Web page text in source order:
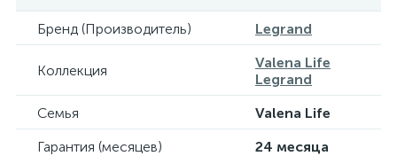
Бренд (Производитель) Legrand
Коллекция
Valena Life
Legrand
Семья
Valena Life
Гарантия (месяцев)
24 месяца